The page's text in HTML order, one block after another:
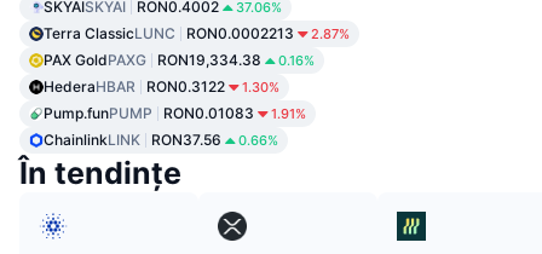
SKYAISKYAI RON0.4002 37.06%
Terra ClassicLUNC RON0.0002213 2.87%
PAX GoldPAXG RON19,334.38 0.16%
HederaHBAR RON0.3122 1.30%
Pump.funPUMP RON0.01083 1.91%
ChainlinkLINK RON37.56 0.66%
În tendințe